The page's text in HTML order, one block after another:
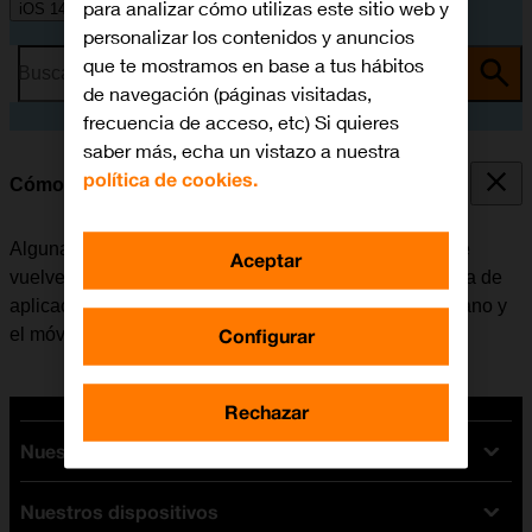
iOS 14.1
Busca por problema o tema
Cómo cerrar las aplicaciones en segundo plano
Algunas aplicaciones no se cierran del todo cuando se
vuelve a la pantalla de inicio. Si no se cierran de la lista de
aplicaciones activas, seguirán estando en segundo plano y
el móvil funcionará más lentamente.
Nuestras tarifas
Tarifas Orange
Nuestros dispositivos
para analizar cómo utilizas este sitio web y
personalizar los contenidos y anuncios
que te mostramos en base a tus hábitos
de navegación (páginas visitadas,
frecuencia de acceso, etc) Si quieres
saber más, echa un vistazo a nuestra
política de cookies.
Configurar
Rechazar
Aceptar